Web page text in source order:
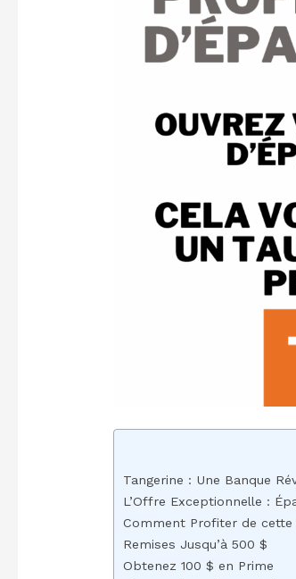
Tangerine : Une Banque
L’Offre Exceptionnelle :
Comment Profiter de cette
Remises Jusqu’à 500 $
Obtenez 100 $ en Prime